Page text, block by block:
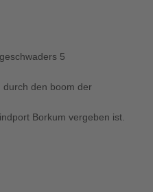
5
durch den boom der
Borkum vergeben ist.